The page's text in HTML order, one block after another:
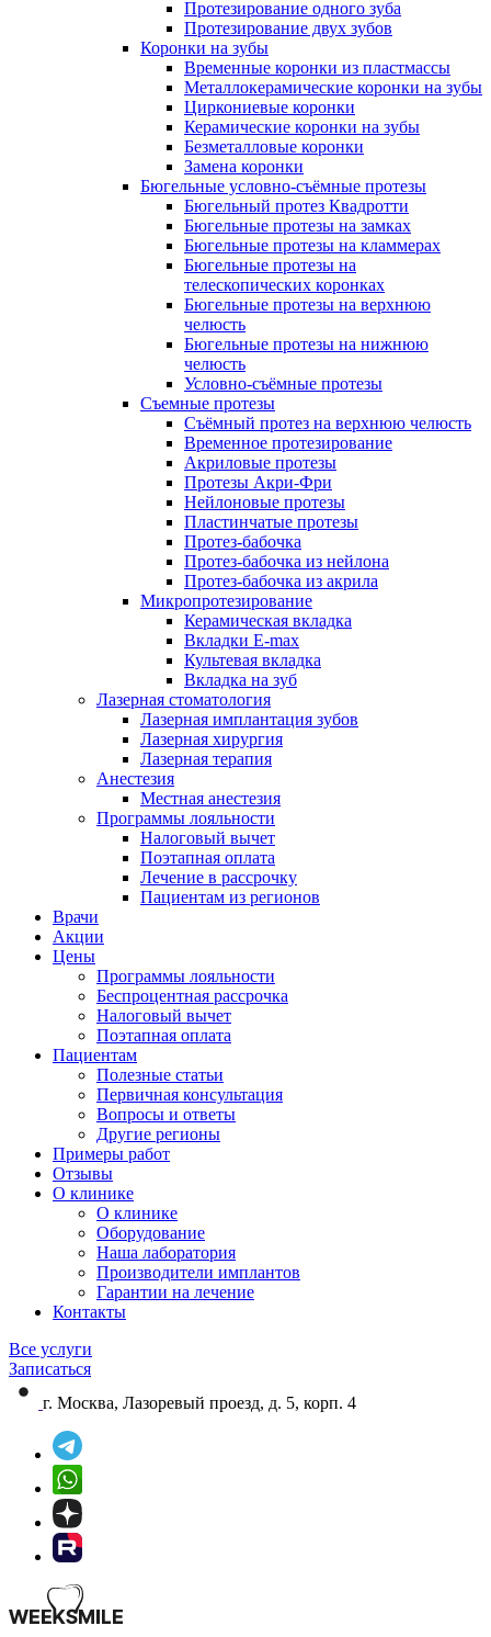
Протезирование одного зуба
Протезирование двух зубов
Коронки на зубы
Временные коронки из пластмассы
Металлокерамические коронки на зубы
Циркониевые коронки
Керамические коронки на зубы
Безметалловые коронки
Замена коронки
Бюгельные условно-съёмные протезы
Бюгельный протез Квадротти
Бюгельные протезы на замках
Бюгельные протезы на кламмерах
Бюгельные протезы на
телескопических коронках
Бюгельные протезы на верхнюю
челюсть
Бюгельные протезы на нижнюю
челюсть
Условно-съёмные протезы
Съемные протезы
Съёмный протез на верхнюю челюсть
Временное протезирование
Акриловые протезы
Протезы Акри-Фри
Нейлоновые протезы
Пластинчатые протезы
Протез-бабочка
Протез-бабочка из нейлона
Протез-бабочка из акрила
Микропротезирование
Керамическая вкладка
Вкладки E-max
Культевая вкладка
Вкладка на зуб
Лазерная стоматология
Лазерная имплантация зубов
Лазерная хирургия
Лазерная терапия
Анестезия
Местная анестезия
Программы лояльности
Налоговый вычет
Поэтапная оплата
Лечение в рассрочку
Пациентам из регионов
Врачи
Акции
Цены
Программы лояльности
Беспроцентная рассрочка
Налоговый вычет
Поэтапная оплата
Пациентам
Полезные статьи
Первичная консультация
Вопросы и ответы
Другие регионы
Примеры работ
Отзывы
О клинике
О клинике
Оборудование
Наша лаборатория
Производители имплантов
Гарантии на лечение
Контакты
Все услуги
Записаться
г. Москва, Лазоревый проезд, д. 5, корп. 4